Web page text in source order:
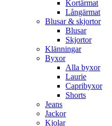
Kortärmat
Långärmat
Blusar & skjortor
Blusar
Skjortor
Klänningar
Byxor
Alla byxor
Laurie
Capribyxor
Shorts
Jeans
Jackor
Kjolar